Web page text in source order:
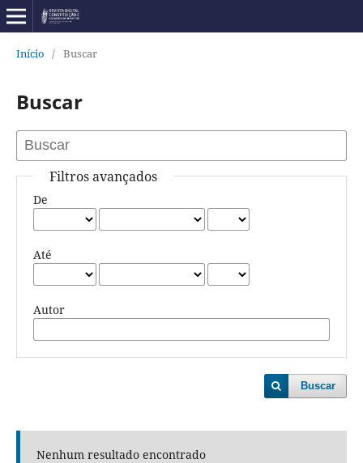
Início / Buscar
Buscar
Filtros avançados
De
Até
Autor
Buscar
Nenhum resultado encontrado